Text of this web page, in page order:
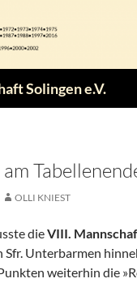
Solingen e.V.
OLLI KNIEST
dieVIII.
Sfr. Unterbarmen
weiterhin die